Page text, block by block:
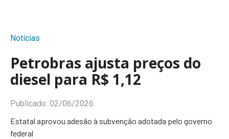
Notícias
Petrobras ajusta preços do
diesel para R$ 1,12
Publicado: 02/06/2026
Estatal aprovou adesão à subvenção adotada pelo governo
federal